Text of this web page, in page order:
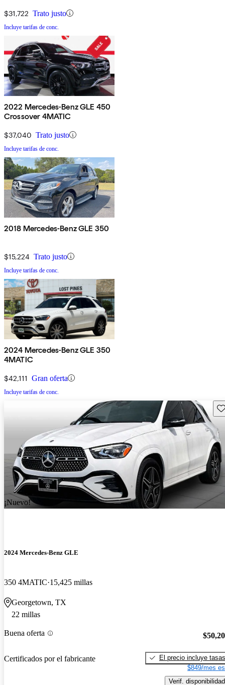
$31,722 Trato justo
Incluye tarifas de conc.
2022 Mercedes-Benz GLE 450
Crossover 4MATIC
$37,040 Trato justo
Incluye tarifas de conc.
2018 Mercedes-Benz GLE 350
$15,224 Trato justo
Incluye tarifas de conc.
2024 Mercedes-Benz GLE 350
4MATIC
$42,111 Gran oferta
Incluye tarifas de conc.
¡Nuevo!
2024 Mercedes-Benz GLE
350 4MATIC 15,425 millas
Georgetown, TX
22 millas
Buena oferta
Certificados por el fabricante
El precio incluye tasas
$849/mes
Verif. disponibilidad